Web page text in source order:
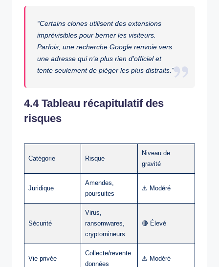
“Certains clones utilisent des extensions
imprévisibles pour berner les visiteurs.
Parfois, une recherche Google renvoie vers
une adresse qui n’a plus rien d’officiel et
tente seulement de piéger les plus distraits.”
4.4 Tableau récapitulatif des
risques
Catégorie Risque
Niveau de
gravité
Juridique
Amendes,
poursuites
⚠️ Modéré
Sécurité
Virus,
ransomwares,
cryptomineurs
🔴 Élevé
Vie privée
Collecte/revente
données
⚠️ Modéré